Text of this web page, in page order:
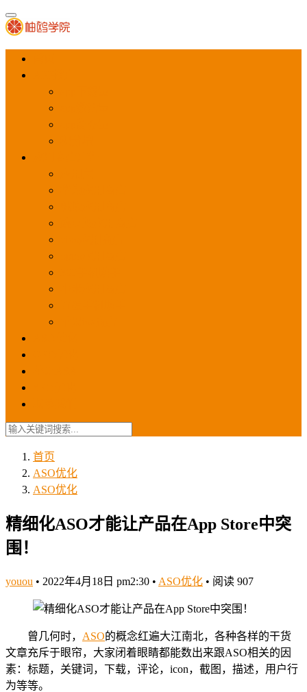
首页
ASO优化
ASO优化
精细化ASO才能让产品在App Store中突
围！
youou • 2022年4月18日 pm2:30 • ASO优化 • 阅读 907
曾几何时， ASO的概念红遍大江南北，各种各样的干货
文章充斥于眼帘，大家闭着眼睛都能数出来跟ASO相关的因
素：标题，关键词，下载，评论，icon，截图，描述，用户行
为等等。